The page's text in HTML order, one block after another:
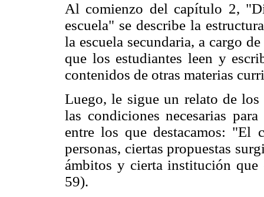
Al comienzo del capítulo 2,
escuela" se describe la
la escuela secundaria, a cargo
que los estudiantes leen y
contenidos de otras materias
Luego, le sigue un relato de
las condiciones necesarias
entre los que destacamos: "El
personas, ciertas propuestas
ámbitos y cierta institución
59).